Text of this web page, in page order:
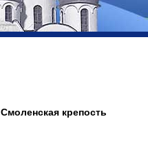
Смоленская крепость